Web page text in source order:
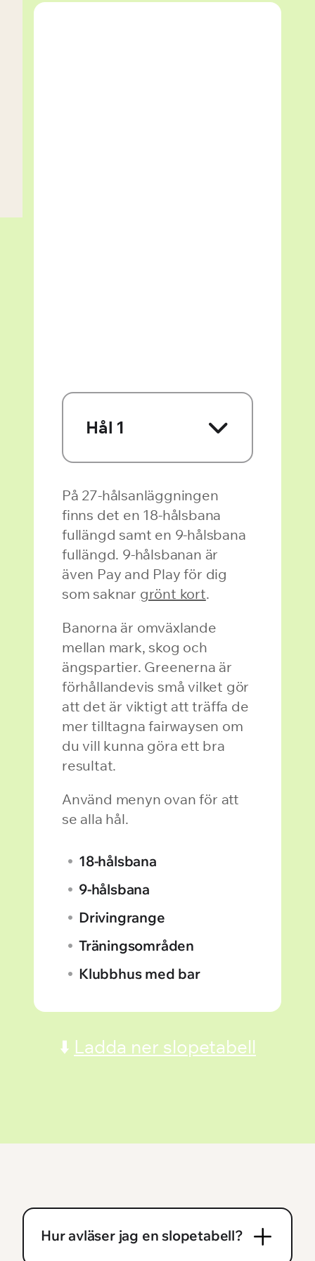
Hål 1
På 27-hålsanläggningen
finns det en 18-hålsbana
fullängd samt en 9-hålsbana
fullängd. 9-hålsbanan är
även Pay and Play för dig
som saknar grönt kort.
Banorna är omväxlande
mellan mark, skog och
ängspartier. Greenerna är
förhållandevis små vilket gör
att det är viktigt att träffa de
mer tilltagna fairwaysen om
du vill kunna göra ett bra
resultat.
Använd menyn ovan för att
se alla hål.
18-hålsbana
9-hålsbana
Drivingrange
Träningsområden
Klubbhus med bar
⬇️ Ladda ner slopetabell
Hur avläser jag en slopetabell?